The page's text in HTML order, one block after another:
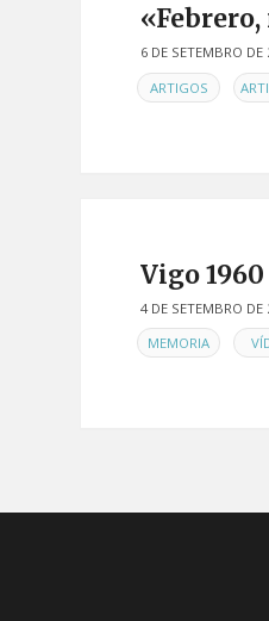
6 DE SETEMBRO DE
EN ARTIGOS
Vigo 1960
4 DE SETEMBRO DE
EN MEMORIA